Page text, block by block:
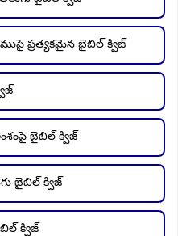
ప్రత్యకమైన బైబిల్ క్విజ్
బైబిల్ క్విజ్
బైబిల్ క్విజ్
క్విజ్